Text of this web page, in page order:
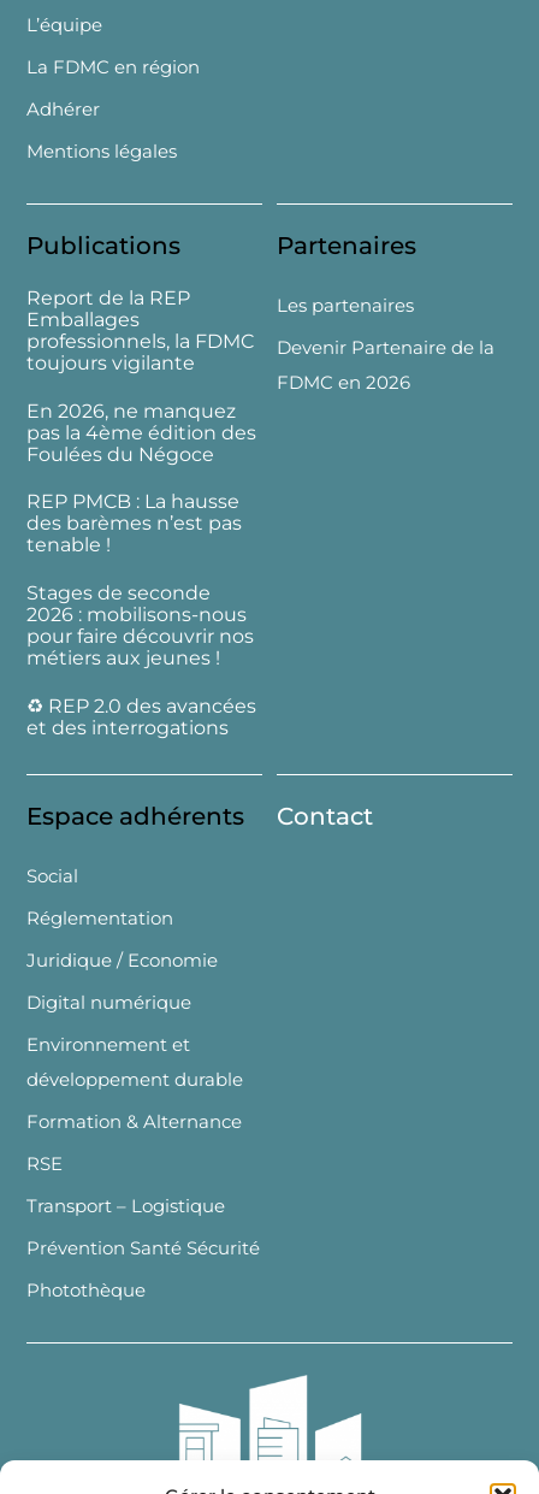
L’équipe
La FDMC en région
Adhérer
Mentions légales
Publications
Report de la REP
Emballages
professionnels, la FDMC
toujours vigilante
En 2026, ne manquez
pas la 4ème édition des
Foulées du Négoce
REP PMCB : La hausse
des barèmes n’est pas
tenable !
Stages de seconde
2026 : mobilisons-nous
pour faire découvrir nos
métiers aux jeunes !
♻️ REP 2.0 des avancées
et des interrogations
Partenaires
Les partenaires
Devenir Partenaire de la
FDMC en 2026
Espace adhérents
Social
Réglementation
Juridique / Economie
Digital numérique
Environnement et
développement durable
Formation & Alternance
RSE
Transport – Logistique
Prévention Santé Sécurité
Photothèque
Contact